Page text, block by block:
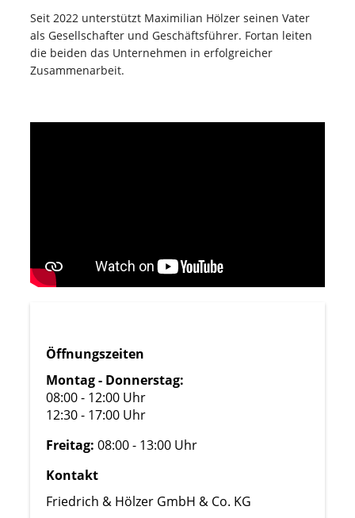
Seit 2022 unterstützt Maximilian Hölzer seinen Vater
als Gesellschafter und Geschäftsführer. Fortan leiten
die beiden das Unternehmen in erfolgreicher
Zusammenarbeit.
Öffnungszeiten
Montag - Donnerstag:
08:00 - 12:00 Uhr
12:30 - 17:00 Uhr
Freitag: 08:00 - 13:00 Uhr
Kontakt
Friedrich & Hölzer GmbH & Co. KG